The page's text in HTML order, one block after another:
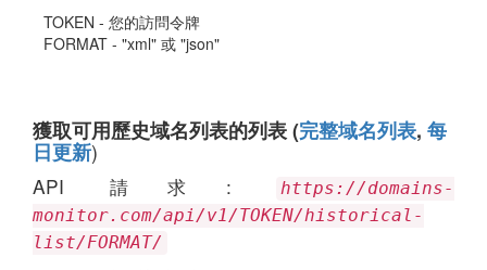
TOKEN - 您的訪問令牌
FORMAT - "xml" 或 "json"
獲取可用歷史域名列表的列表 (完整域名列表, 每
日更新)
API 請求:
https://domains-
monitor.com/api/v1/TOKEN/historical-
list/FORMAT/